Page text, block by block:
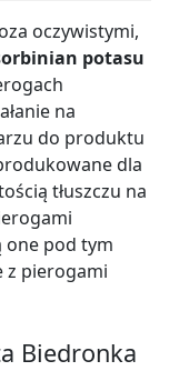
potasu,
oczywistymi,
potasu
na
do produktu
dla
tłuszczu na
one pod tym
z pierogami
Biedronka